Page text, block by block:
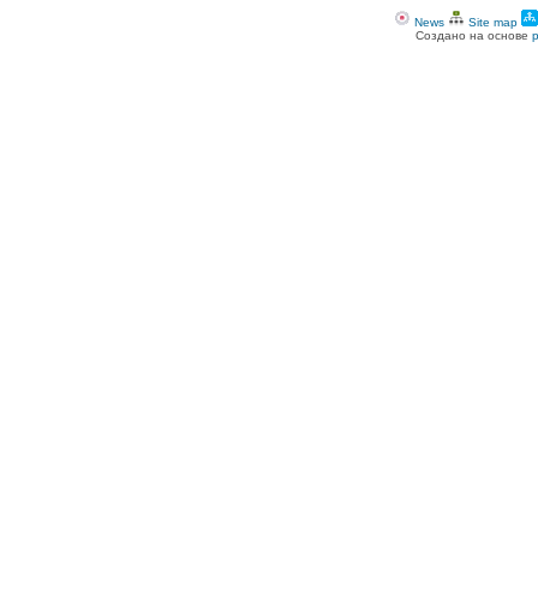
News Site map
Создано на основе